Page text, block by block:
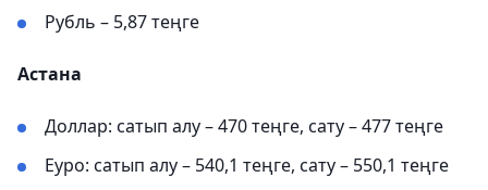
Рубль – 5,87 теңге
Астана
Доллар: сатып алу – 470 теңге, сату – 477 теңге
Еуро: сатып алу – 540,1 теңге, сату – 550,1 теңге